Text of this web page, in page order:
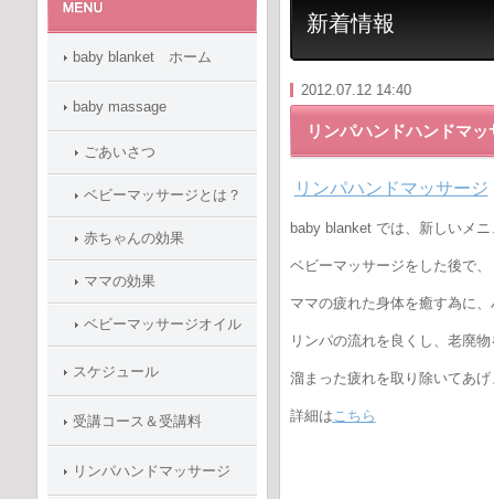
新着情報
2012.07.12 14:40
リンパハンドハンドマ
リンパハンドマッサージ
baby blanket では、新しいメ
ベビーマッサージをした後で、
ママの疲れた身体を癒す為に
リンパの流れを良くし、老廃
溜まった疲れを取り除いてあ
詳細はこちら
baby blanket ホーム
baby massage
ごあいさつ
ベビーマッサージとは？
赤ちゃんの効果
ママの効果
ベビーマッサージオイル
スケジュール
受講コース＆受講料
リンパハンドマッサージ